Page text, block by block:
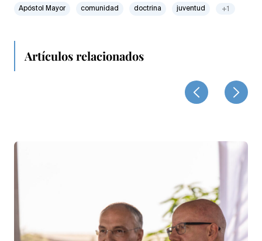
Apóstol Mayor comunidad doctrina juventud +1
Artículos relacionados